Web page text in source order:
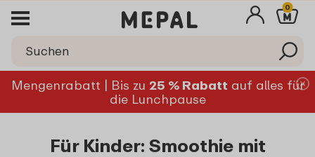
0
Mengenrabatt | Bis zu 25 % Rabatt auf alles für
die Lunchpause
Für Kinder: Smoothie mit